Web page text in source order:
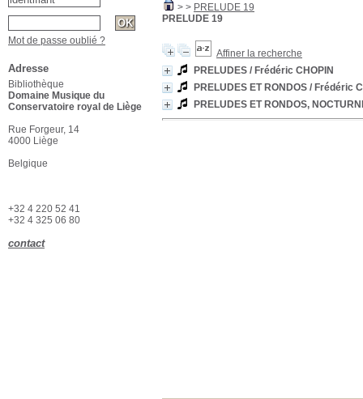
> > PRELUDE 19
PRELUDE 19
Affiner la recherche
PRELUDES / Frédéric CHOPIN
PRELUDES ET RONDOS / Frédéric
PRELUDES ET RONDOS,
Mot de passe oublié ?
Adresse
Bibliothèque
Domaine Musique du
Conservatoire royal de Liège
Rue Forgeur, 14
4000 Liège
Belgique
+32 4 220 52 41
+32 4 325 06 80
contact